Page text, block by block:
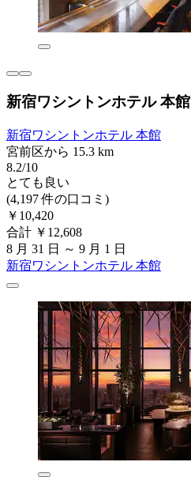
新宿ワシントンホテル 本館
新宿ワシントンホテル 本館
宮前区から 15.3 km
8.2/10
とても良い
(4,197 件の口コミ)
￥10,420
合計 ￥12,608
8 月 31 日 ～ 9 月 1 日
新宿ワシントンホテル 本館